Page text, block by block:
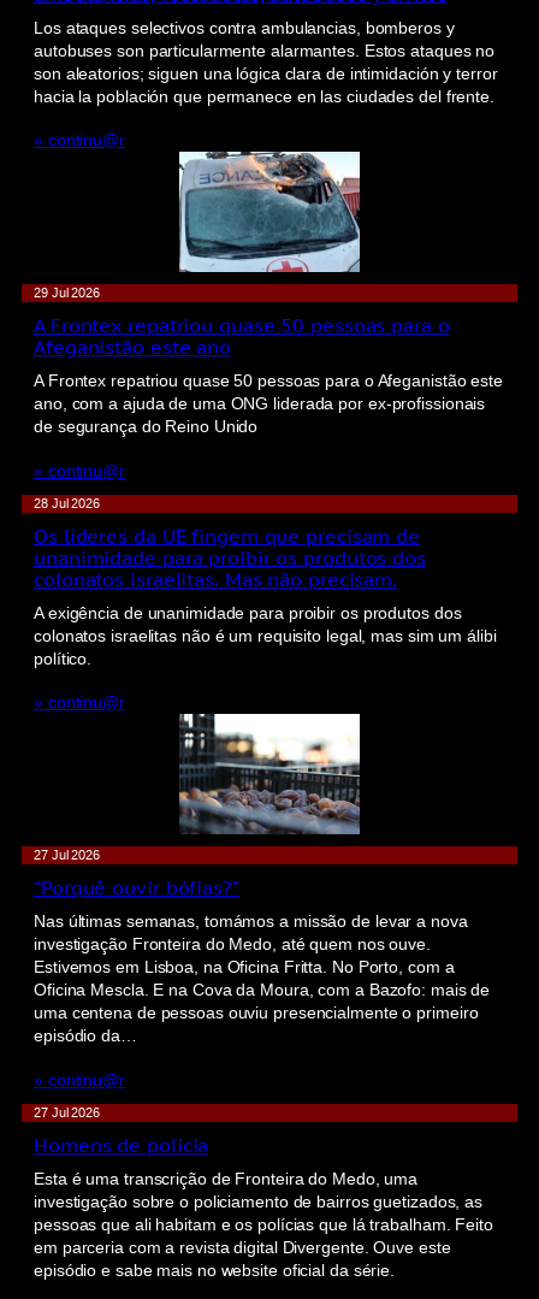
Los ataques selectivos contra ambulancias, bomberos y
autobuses son particularmente alarmantes. Estos ataques no
son aleatorios; siguen una lógica clara de intimidación y terror
hacia la población que permanece en las ciudades del frente.
» continu@r
29 Jul 2026
A Frontex repatriou quase 50 pessoas para o
Afeganistão este ano
A Frontex repatriou quase 50 pessoas para o Afeganistão este
ano, com a ajuda de uma ONG liderada por ex-profissionais
de segurança do Reino Unido
» continu@r
28 Jul 2026
Os líderes da UE fingem que precisam de
unanimidade para proibir os produtos dos
colonatos israelitas. Mas não precisam.
A exigência de unanimidade para proibir os produtos dos
colonatos israelitas não é um requisito legal, mas sim um álibi
político.
» continu@r
27 Jul 2026
“Porquê ouvir bófias?”
Nas últimas semanas, tomámos a missão de levar a nova
investigação Fronteira do Medo, até quem nos ouve.
Estivemos em Lisboa, na Oficina Fritta. No Porto, com a
Oficina Mescla. E na Cova da Moura, com a Bazofo: mais de
uma centena de pessoas ouviu presencialmente o primeiro
episódio da…
» continu@r
27 Jul 2026
Homens de polícia
Esta é uma transcrição de Fronteira do Medo, uma
investigação sobre o policiamento de bairros guetizados, as
pessoas que ali habitam e os polícias que lá trabalham. Feito
em parceria com a revista digital Divergente. Ouve este
episódio e sabe mais no website oficial da série.